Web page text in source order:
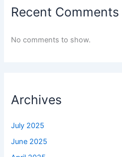
Recent Comments
No comments to show.
Archives
July 2025
June 2025